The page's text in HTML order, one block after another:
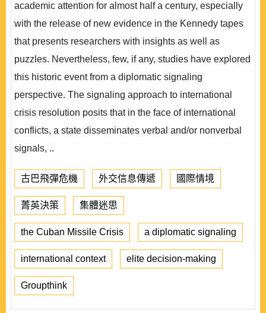
academic attention for almost half a century, especially
with the release of new evidence in the Kennedy tapes
that presents researchers with insights as well as
puzzles. Nevertheless, few, if any, studies have explored
this historic event from a diplomatic signaling
perspective. The signaling approach to international
crisis resolution posits that in the face of international
conflicts, a state disseminates verbal and/or nonverbal
signals, ..
古巴飛彈危機 外交信息傳遞 國際情境
菁英決策 集體迷思
the Cuban Missile Crisis a diplomatic signaling
international context elite decision-making
Groupthink